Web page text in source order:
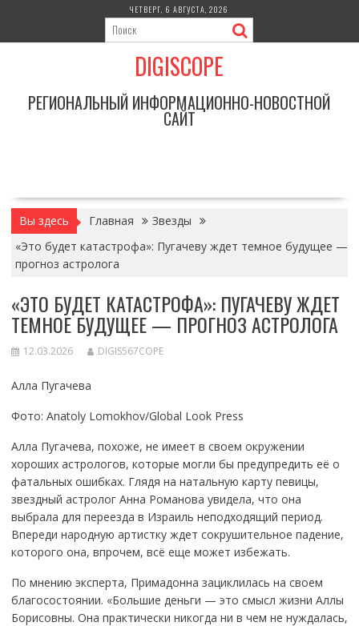
содержимому
ЧЕТВЕРГ, 6 АВГУСТА, 2026
DIGISCOPE
РЕГИОНАЛЬНЫЙ ИНФОРМАЦИОННО-НОВОСТНОЙ
САЙТ
Вы здесь Главная
Звезды
«Это будет катастрофа»: Пугачеву ждет темное будущее —
прогноз астролога
«ЭТО БУДЕТ КАТАСТРОФА»: ПУГАЧЕВУ ЖДЕТ
ТЕМНОЕ БУДУЩЕЕ — ПРОГНОЗ АСТРОЛОГА
12.03.2026 DIGIS567COPE
Алла Пугачева
Фото: Anatoly Lomokhov/Global Look Press
Алла Пугачева, похоже, не имеет в своем окружении
хороших астрологов, которые могли бы предупредить её о
фатальных ошибках. Глядя на натальную карту певицы,
звездный астролог Анна Романова увидела, что она
выбрала для переезда в Израиль неподходящий период.
Впереди народную артистку ждет сокрушительное падение,
которого она, впрочем, всё еще может избежать.
По мнению эксперта, Примадонна зациклилась на своем
благосостоянии. «Большие деньги — это смысл жизни Аллы
Борисовны. Она практически никогда ни в чем не нуждалась,